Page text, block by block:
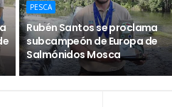
PESCA
Rubén Santos se proclama
subcampeón de Europa de
Salmónidos Mosca